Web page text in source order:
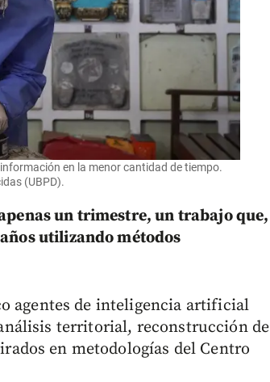
en la menor cantidad de tiempo.
(UBPD).
un trimestre, un trabajo que,
utilizando métodos
agentes de inteligencia artificial
territorial, reconstrucción de
en metodologías del Centro